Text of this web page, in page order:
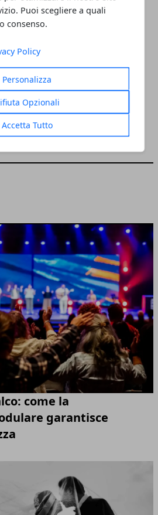
Puoi scegliere a quali
consenso.
Policy
Personalizza
Opzionali
Accetta Tutto
ambientale: le
possono restare
come la
garantisce